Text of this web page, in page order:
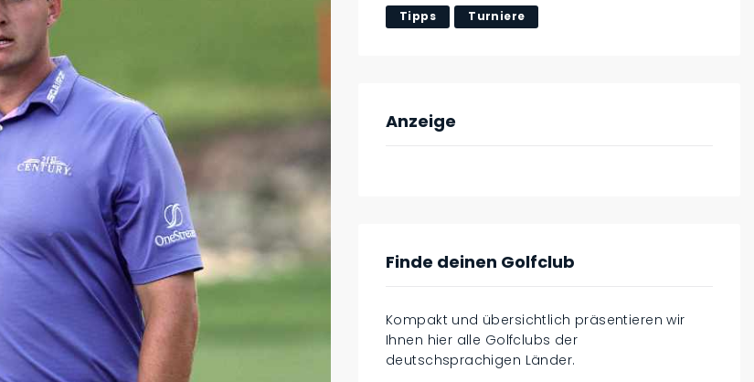
Tipps Turniere
Anzeige
Finde deinen Golfclub
Kompakt und übersichtlich präsentieren wir
Ihnen hier alle Golfclubs der
deutschsprachigen Länder.